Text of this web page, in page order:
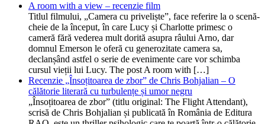
A room with a view – recenzie film
Titlul filmului, „Camera cu priveliște”, face referire la o scenă-
cheie de la început, în care Lucy și Charlotte primesc o
cameră fără vederea mult dorită asupra râului Arno, dar
domnul Emerson le oferă cu generozitate camera sa,
declanșând astfel o serie de evenimente care vor schimba
cursul vieții lui Lucy. The post A room with […]
Recenzie „Însoțitoarea de zbor” de Chris Bohjalian – O
călătorie literară cu turbulențe și umor negru
„Însoțitoarea de zbor” (titlu original: The Flight Attendant),
scrisă de Chris Bohjalian și publicată în România de Editura